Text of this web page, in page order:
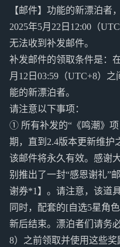
【邮件】功能的新漂泊者
2025年5月22日12:00（
无法收到补发邮件。
补发邮件的领取条件是：
月12日03:59（UTC+8）
能的新漂泊者。
请注意以下事项：
① 所有补发的“《鸣潮》
期，直到2.4版本更新维护
该邮件将永久有效。感谢
别推出了一封“感恩谢礼”
谢券*1】。请注意，该道
同时，配套的[自选5星角
新后结束。漂泊者们请务
8）之前领取并使用这些奖